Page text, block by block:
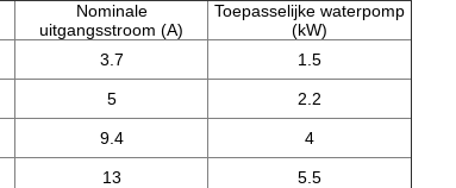
Nominale
uitgangsstroom (A)
Toepasselijke waterpomp
(kW)
3.7
1.5
5
2.2
9.4
4
13
5.5